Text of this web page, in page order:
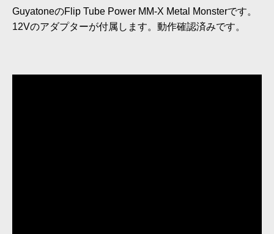
GuyatoneのFlip Tube Power MM-X Metal Monsterです。
12Vのアダプターが付属します。動作確認済みです。